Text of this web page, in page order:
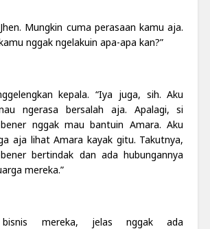
Mungkin cuma perasaan kamu aja.
nggak ngelakuin apa-apa kan?”
kepala. “Iya juga, sih. Aku
ngerasa bersalah aja. Apalagi, si
nggak mau bantuin Amara. Aku
aja lihat Amara kayak gitu. Takutnya,
bertindak dan ada hubungannya
mereka.”
bisnis mereka, jelas nggak ada